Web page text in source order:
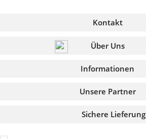
Kontakt
Über Uns
Informationen
Sichere Lieferung
Unsere Partner